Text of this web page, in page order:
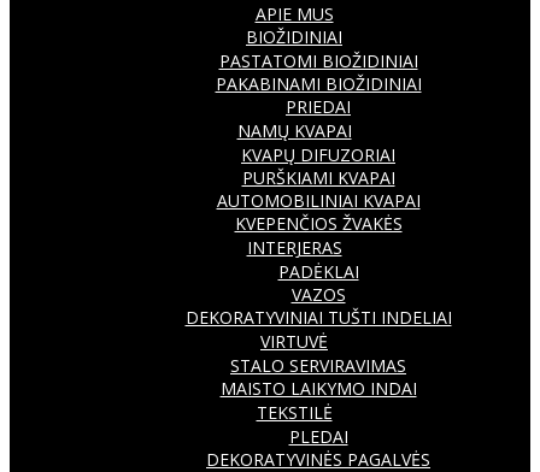
APIE MUS
BIOŽIDINIAI
PASTATOMI BIOŽIDINIAI
PAKABINAMI BIOŽIDINIAI
PRIEDAI
NAMŲ KVAPAI
KVAPŲ DIFUZORIAI
PURŠKIAMI KVAPAI
AUTOMOBILINIAI KVAPAI
KVEPENČIOS ŽVAKĖS
INTERJERAS
PADĖKLAI
VAZOS
DEKORATYVINIAI TUŠTI INDELIAI
VIRTUVĖ
STALO SERVIRAVIMAS
MAISTO LAIKYMO INDAI
TEKSTILĖ
PLEDAI
DEKORATYVINĖS PAGALVĖS